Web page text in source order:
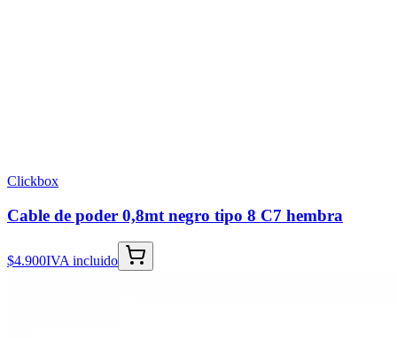
Clickbox
Cable de poder 0,8mt negro tipo 8 C7 hembra
$4.900IVA incluido